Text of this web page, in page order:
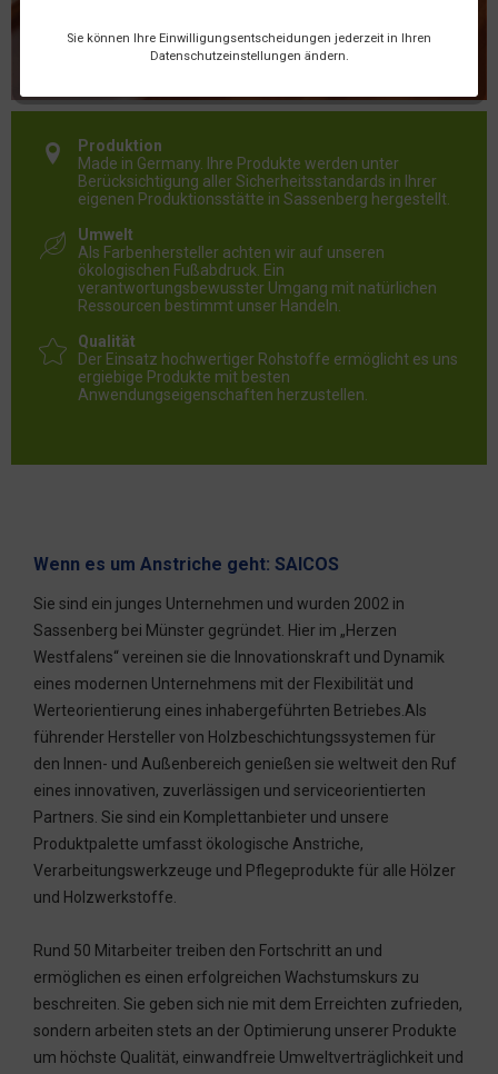
Sie können Ihre Einwilligungsentscheidungen jederzeit in Ihren
Datenschutzeinstellungen ändern.
verschönern, zu schützen und zu erhalten.
Wenn es um Anstriche geht: SAICOS
Sie sind ein junges Unternehmen und wurden 2002 in
Sassenberg bei Münster gegründet. Hier im „Herzen
Westfalens“ vereinen sie die Innovationskraft und Dynamik
eines modernen Unternehmens mit der Flexibilität und
Werteorientierung eines inhabergeführten Betriebes. Als
führender Hersteller von Holzbeschichtungssystemen für
den Innen- und Außenbereich genießen sie weltweit den Ruf
eines innovativen, zuverlässigen und serviceorientierten
Partners. Sie sind ein Komplettanbieter und unsere
Produktpalette umfasst ökologische Anstriche,
Verarbeitungswerkzeuge und Pflegeprodukte für alle Hölzer
und Holzwerkstoffe.
Rund 50 Mitarbeiter treiben den Fortschritt an und
ermöglichen es einen erfolgreichen Wachstumskurs zu
beschreiten. Sie geben sich nie mit dem Erreichten zufrieden,
sondern arbeiten stets an der Optimierung unserer Produkte
um höchste Qualität, einwandfreie Umweltverträglichkeit und
Produktion
Made in Germany. Ihre Produkte werden unter
Berücksichtigung aller Sicherheitsstandards in Ihrer
eigenen Produktionsstätte in Sassenberg hergestellt.
Umwelt
Als Farbenhersteller achten wir auf unseren
ökologischen Fußabdruck. Ein
verantwortungsbewusster Umgang mit natürlichen
Ressourcen bestimmt unser Handeln.
Qualität
Der Einsatz hochwertiger Rohstoffe ermöglicht es uns
ergiebige Produkte mit besten
Anwendungseigenschaften herzustellen.